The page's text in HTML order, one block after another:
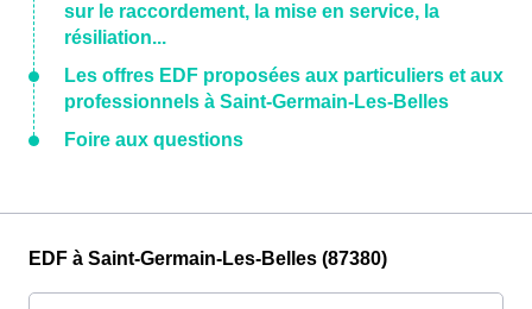
sur le raccordement, la mise en service, la
résiliation...
Les offres EDF proposées aux particuliers et aux
professionnels à Saint-Germain-Les-Belles
Foire aux questions
EDF à Saint-Germain-Les-Belles (87380)